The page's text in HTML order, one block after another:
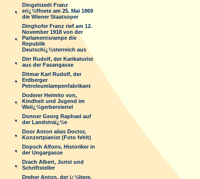
Dingelstedt Franz
erï¿½ffnete am 25. Mai 1869
die Wiener Staatsoper
Dinghofer Franz rief am 12.
November 1918 von der
Parlamentsrampe die
Republik
Deutschï¿½sterreich aus
Dirr Rudolf, der Karikaturist
aus der Fasangasse
Ditmar Karl Rudolf, der
Erdberger
Petroleumlampenfabrikant
Doderer Heimito von,
Kindheit und Jugend im
Weiï¿½gerberviertel
Donner Georg Raphael auf
der Landstraï¿½e
Door Anton alias Doctor,
Konzertpianist (Foto fehlt)
Dopsch Alfons, Historiker in
der Ungargasse
Drach Albert, Jurist und
Schriftsteller
Dreher Anton, der ï¿½ltere,